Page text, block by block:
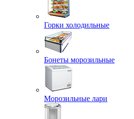
Горки холодильные
Бонеты морозильные
Морозильные лари